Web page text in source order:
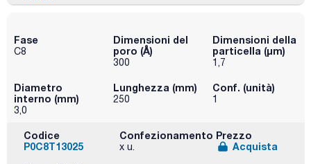
Fase
C8
Dimensioni del
poro (Å)
300
Dimensioni della
particella (μm)
1,7
Diametro
interno (mm)
3,0
Lunghezza (mm)
250
Conf. (unità)
1
Codice
P0C8T13025
Confezionamento
x u.
Prezzo
Acquista